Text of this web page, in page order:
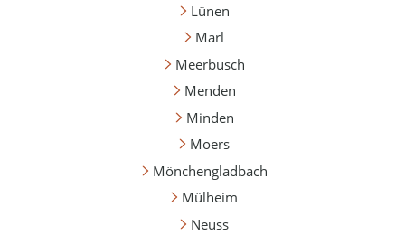
Lünen
Marl
Meerbusch
Menden
Minden
Moers
Mönchengladbach
Mülheim
Neuss